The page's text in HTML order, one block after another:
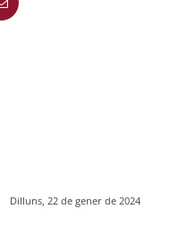
Dilluns, 22 de gener de 2024